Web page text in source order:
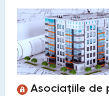
Asociațiile de